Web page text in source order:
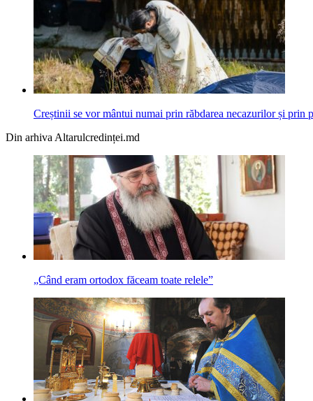
Creștinii se vor mântui numai prin răbdarea necazurilor și prin
Din arhiva Altarulcredinței.md
„Când eram ortodox făceam toate relele”